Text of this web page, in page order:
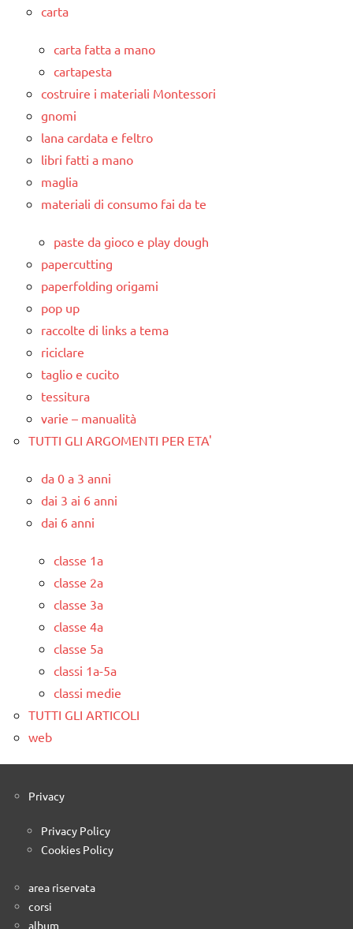
carta
carta fatta a mano
cartapesta
costruire i materiali Montessori
gnomi
lana cardata e feltro
libri fatti a mano
maglia
materiali di consumo fai da te
paste da gioco e play dough
papercutting
paperfolding origami
pop up
raccolte di links a tema
riciclare
taglio e cucito
tessitura
varie – manualità
TUTTI GLI ARGOMENTI PER ETA'
da 0 a 3 anni
dai 3 ai 6 anni
dai 6 anni
classe 1a
classe 2a
classe 3a
classe 4a
classe 5a
classi 1a-5a
classi medie
TUTTI GLI ARTICOLI
web
Privacy
Privacy Policy
Cookies Policy
area riservata
corsi
album